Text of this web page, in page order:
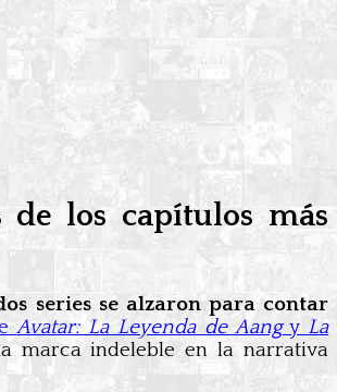
de los capítulos más
series se alzaron para contar
Avatar: La Leyenda de Aangy La
marca indeleble en la narrativa